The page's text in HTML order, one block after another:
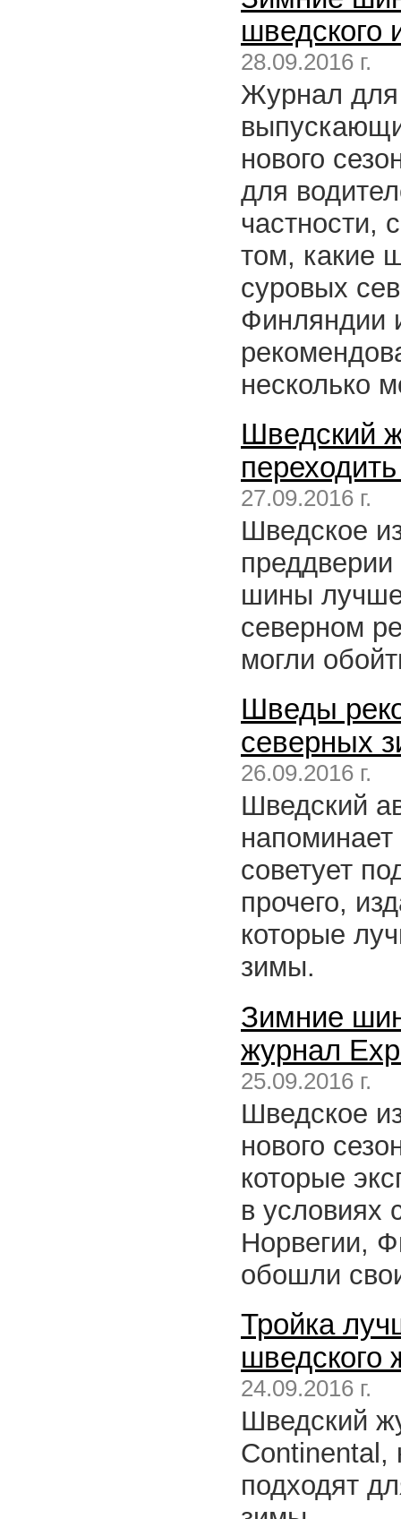
шведского
28.09.2016 г.
Журнал для
нового
для
частности,
том, какие
суровых
Финляндии
несколько
Шведский
27.09.2016 г.
Шведское
шины лучше
северном
могли
Шведы
северных
26.09.2016 г.
Шведский
советует
прочего,
которые
зимы.
Зимние
журнал
25.09.2016 г.
Шведское
нового
которые
в
Норвегии,
обошли
Тройка
шведского
24.09.2016 г.
Шведский
Continental,
подходят